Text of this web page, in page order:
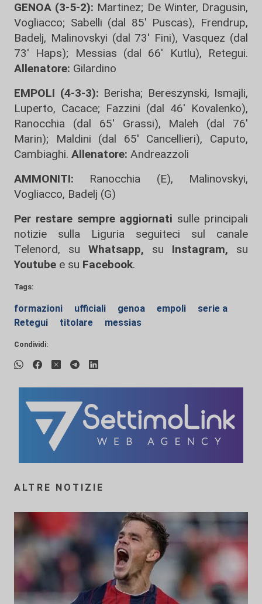
GENOA (3-5-2): Martinez; De Winter, Dragusin,
Vogliacco; Sabelli (dal 85' Puscas), Frendrup,
Badelj, Malinovskyi (dal 73' Fini), Vasquez (dal
73' Haps); Messias (dal 66' Kutlu), Retegui.
Allenatore: Gilardino
EMPOLI (4-3-3): Berisha; Bereszynski, Ismajli,
Luperto, Cacace; Fazzini (dal 46' Kovalenko),
Ranocchia (dal 65' Grassi), Maleh (dal 76'
Marin); Maldini (dal 65' Cancellieri), Caputo,
Cambiaghi. Allenatore: Andreazzoli
AMMONITI: Ranocchia (E), Malinovskyi,
Vogliacco, Badelj (G)
Per restare sempre aggiornati sulle principali
notizie sulla Liguria seguiteci sul canale
Telenord, su
Whatsapp, su Instagram, su
Youtube e su Facebook.
Tags:
formazioni ufficiali genoa empoli
serie a
Retegui
titolare messias
Condividi:
ALTRE NOTIZIE